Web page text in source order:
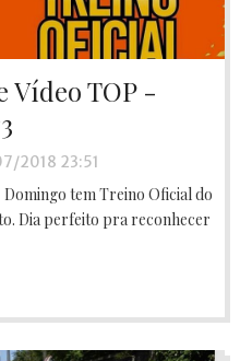
Vídeo TOP -
2018 23:51
tem Treino Oficial do
Dia perfeito pra reconhecer